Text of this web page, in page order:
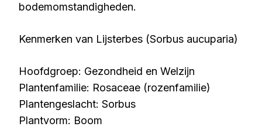
bodemomstandigheden.
Kenmerken van Lijsterbes (Sorbus aucuparia)
Hoofdgroep: Gezondheid en Welzijn
Plantenfamilie: Rosaceae (rozenfamilie)
Plantengeslacht: Sorbus
Plantvorm: Boom